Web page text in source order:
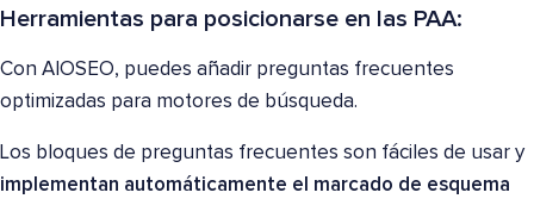
Herramientas para posicionarse en las PAA:
Con AIOSEO, puedes añadir preguntas frecuentes
optimizadas para motores de búsqueda.
Los bloques de preguntas frecuentes son fáciles de usar y
implementan automáticamente el marcado de esquema